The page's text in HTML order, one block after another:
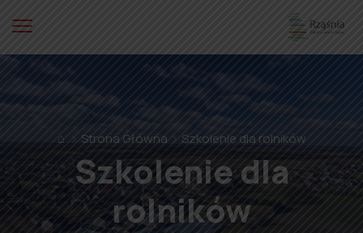
⌂ Strona Główna Szkolenie dla rolników
Szkolenie dla
rolników